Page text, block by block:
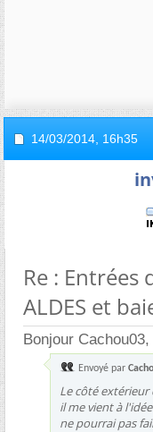
14/03/2014, 16h35
Re : Entrées
ALDES et
Bonjour Cachou03,
Envoyé par
Le côté extérieur
il me vient à
ne pourrai pas